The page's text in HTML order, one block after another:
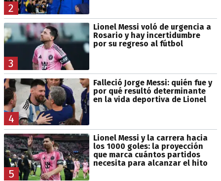
2
3
Lionel Messi voló de urgencia a
Rosario y hay incertidumbre
por su regreso al fútbol
4
Falleció Jorge Messi: quién fue y
por qué resultó determinante
en la vida deportiva de Lionel
5
Lionel Messi y la carrera hacia
los 1000 goles: la proyección
que marca cuántos partidos
necesita para alcanzar el hito